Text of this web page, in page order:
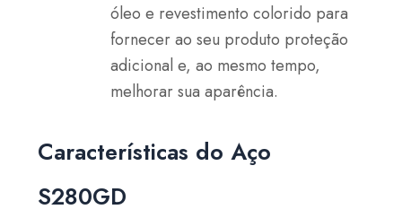
óleo e revestimento colorido para
fornecer ao seu produto proteção
adicional e, ao mesmo tempo,
melhorar sua aparência.
Características do Aço
S280GD